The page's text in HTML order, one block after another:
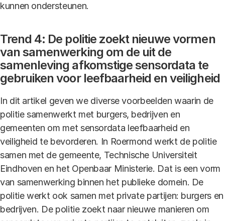
kunnen ondersteunen.
Trend 4: De politie zoekt nieuwe vormen
van samenwerking om de uit de
samenleving afkomstige sensordata te
gebruiken voor leefbaarheid en veiligheid
In dit artikel geven we diverse voorbeelden waarin de
politie samenwerkt met burgers, bedrijven en
gemeenten om met sensordata leefbaarheid en
veiligheid te bevorderen. In Roermond werkt de politie
samen met de gemeente, Technische Universiteit
Eindhoven en het Openbaar Ministerie. Dat is een vorm
van samenwerking binnen het publieke domein. De
politie werkt ook samen met private partijen: burgers en
bedrijven. De politie zoekt naar nieuwe manieren om